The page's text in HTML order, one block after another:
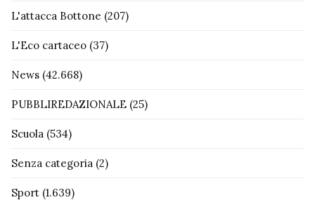
L'attacca Bottone (207)
L'Eco cartaceo (37)
News (42.668)
PUBBLIREDAZIONALE (25)
Scuola (534)
Senza categoria (2)
Sport (1.639)